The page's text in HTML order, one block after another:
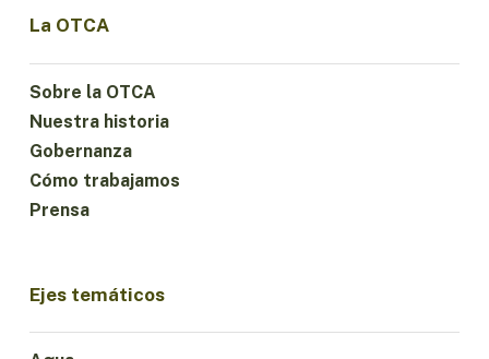
La OTCA
Sobre la OTCA
Nuestra historia
Gobernanza
Cómo trabajamos
Prensa
Ejes temáticos